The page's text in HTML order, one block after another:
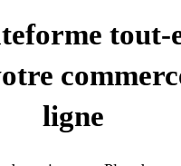
tout-
ligne